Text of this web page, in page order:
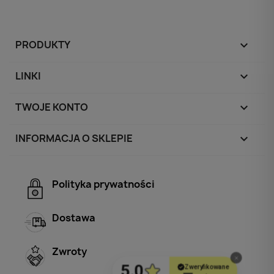
PRODUKTY 
LINKI 
TWOJE KONTO 
INFORMACJA O SKLEPIE keyboard_arrow_down
Polityka prywatności
Dostawa
Zwroty